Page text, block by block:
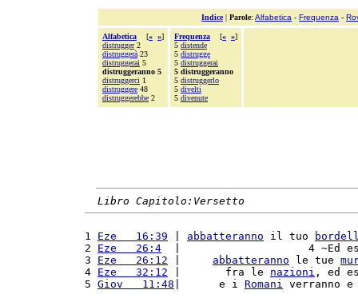
Indice| Parole: Alfabetica - Frequenza -
Alfabetica [« »]
distrugger2
distruggerà 23
distruggerai 5
distruggeranno 5
distruggerci 1
distruggere 48
distruggerebbe 2
Frequenza [« »]
5 distende
5 distrugge
5 distruggerai
5 distruggeranno
5 distruggerlo
5 divelti
5 divenute
Libro Capitolo:Versetto
1 Eze   16:39 abbatteranno il tuo
2 Eze   26:4
|                    4 ~Ed
3 Eze   26:12 abbatteranno le tue
4 Eze   32:12 |       fra le nazioni , ed
5 Giov   11:48 |      e i Romani verranno